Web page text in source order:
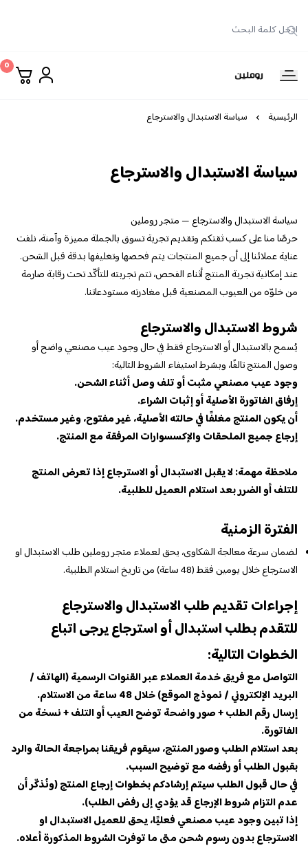
روملين
0
الرئيسية سياسة الاستبدال والاسترجاع
سياسة الاستبدال والاسترجاع
سياسة الاستبدال والاسترجاع — متجر روملين
حرصًا منا على كسب ثقتكم وتقديم تجربة تسوق بالجملة مميزة وآمنة، نلفت
عناية عملائنا إلى أن جميع المنتجات يتم فحصها وتغليفها بدقة قبل الشحن.
عند إمكانية تجربة المنتج أثناء الفحص، تتم تجربته للتأكّد تحت رقابة صارمة
من خلوّه من العيوب المصنعية قبل مغادرته مستودعاتنا.
شروط الاستبدال والاسترجاع
يُسمح بالاستبدال أو الاسترجاع فقط في حال وجود عيب مصنعي واضح أو
وصول المنتج تالفًا، وبشرط استيفاء الشروط التالية:
وجود عيب مصنعي مثبت أو تلف وصل أثناء الشحن.
إرفاق الفاتورة الأصلية أو إثبات الشراء.
أن يكون المنتج مغلفًا في حالته الأصلية، غير مفتوح، وغير مستخدم.
إرجاع جميع الملحقات والإكسسوارات المرفقة مع المنتج.
ملاحظة مهمة: لا يقبل الاستبدال أو الاسترجاع إذا تعرض المنتج
للتلف أو الضرر بعد استلام العميل للطلبية.
الفترة الزمنية
لضمان سرعة معالجة الشكاوى، يحق لعملاء متجر روملين طلب الاستبدال او
الاسترجاع خلال يومين فقط (48 ساعة) من تاريخ استلام الطلبية.
إجراءات تقديم طلب الاستبدال والاسترجاع
للتقدم بطلب استبدال أو استرجاع يرجى اتباع
الخطوات التالية:
التواصل مع فريق خدمة العملاء عبر القنوات الرسمية (الهاتف /
البريد الإلكتروني / نموذج الموقع) خلال 48 ساعة من الاستلام.
إرسال رقم الطلب + صور واضحة توضح العيب أو التلف + نسخة من
الفاتورة.
بعد استلام الطلب وصور المنتج، سيقوم فريقنا بمراجعة الحالة والرد
بقبول الطلب أو رفضه مع توضيح السبب.
في حال قبول الطلب سيتم إرشادكم بخطوات إرجاع المنتج (ونُذكّر أن
عدم التزام شروط الإرجاع قد يؤدي إلى رفض الطلب).
إذا تبين وجود عيب مصنعي فعليًا، يحق للعميل الاستبدال او
الاسترجاع بدون رسوم شحن متى ما توفرت الشروط المذكورة أعلاه.